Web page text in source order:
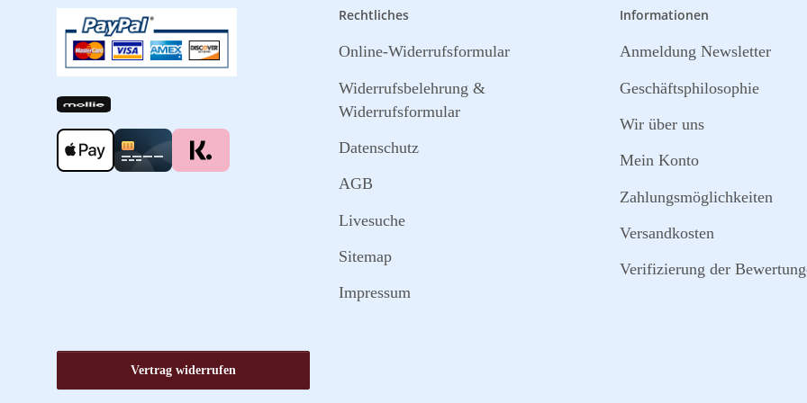
Rechtliches
Online-Widerrufsformular
Widerrufsbelehrung &
Widerrufsformular
Datenschutz
AGB
Livesuche
Sitemap
Impressum
Informationen
Anmeldung Newsletter
Geschäftsphilosophie
Wir über uns
Mein Konto
Zahlungsmöglichkeiten
Versandkosten
Verifizierung der
Vertrag widerrufen